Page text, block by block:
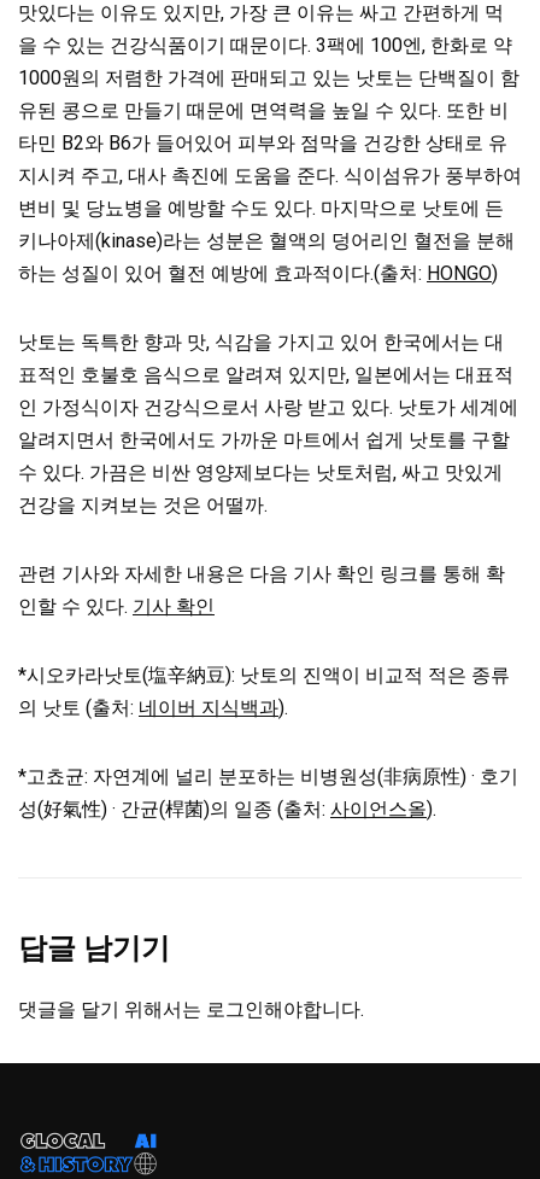
맛있다는 이유도 있지만, 가장 큰 이유는 싸고 간편하게 먹
을 수 있는 건강식품이기 때문이다. 3팩에 100엔, 한화로 약
1000원의 저렴한 가격에 판매되고 있는 낫토는 단백질이 함
유된 콩으로 만들기 때문에 면역력을 높일 수 있다. 또한 비
타민 B2와 B6가 들어있어 피부와 점막을 건강한 상태로 유
지시켜 주고, 대사 촉진에 도움을 준다. 식이섬유가 풍부하여
변비 및 당뇨병을 예방할 수도 있다. 마지막으로 낫토에 든
키나아제(kinase)라는 성분은 혈액의 덩어리인 혈전을 분해
하는 성질이 있어 혈전 예방에 효과적이다.(출처: HONGO)
낫토는 독특한 향과 맛, 식감을 가지고 있어 한국에서는 대
표적인 호불호 음식으로 알려져 있지만, 일본에서는 대표적
인 가정식이자 건강식으로서 사랑 받고 있다. 낫토가 세계에
알려지면서 한국에서도 가까운 마트에서 쉽게 낫토를 구할
수 있다. 가끔은 비싼 영양제보다는 낫토처럼, 싸고 맛있게
건강을 지켜보는 것은 어떨까.
관련 기사와 자세한 내용은 다음 기사 확인 링크를 통해 확
인할 수 있다. 기사 확인
*시오카라낫토(塩辛納豆): 낫토의 진액이 비교적 적은 종류
의 낫토 (출처: 네이버 지식백과).
*고쵸균: 자연계에 널리 분포하는 비병원성(非病原性) · 호기
성(好氣性) · 간균(桿菌)의 일종 (출처: 사이언스올).
답글 남기기
댓글을 달기 위해서는 로그인해야합니다.